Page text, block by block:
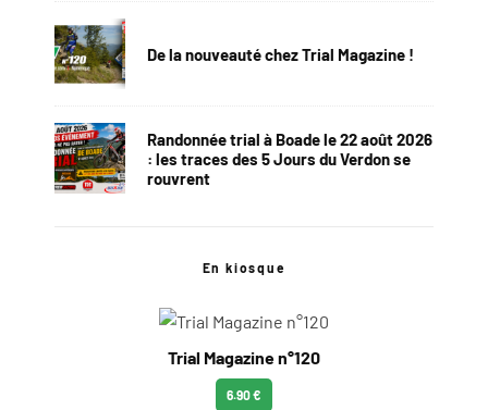
De la nouveauté chez Trial Magazine !
Randonnée trial à Boade le 22 août 2026
: les traces des 5 Jours du Verdon se
rouvrent
En kiosque
Trial Magazine n°120
6.90 €